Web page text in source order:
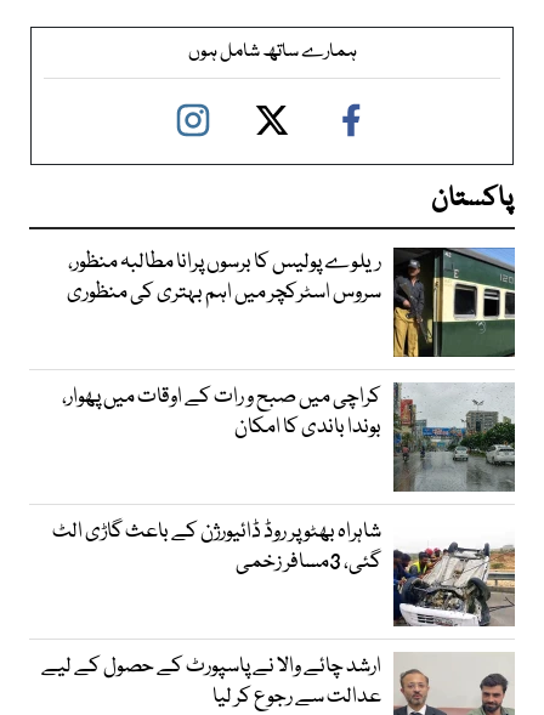
ہمارے ساتھ شامل ہوں
پاکستان
ریلوے پولیس کا برسوں پرانا مطالبہ منظور،
سروس اسٹرکچر میں اہم بہتری کی منظوری
کراچی میں صبح و رات کے اوقات میں پھوار،
بوندا باندی کا امکان
شاہراہ بھٹو پر روڈ ڈائیورژن کے باعث گاڑی الٹ
گئی، 3مسافر زخمی
ارشد چائے والا نے پاسپورٹ کے حصول کے لیے
عدالت سے رجوع کر لیا